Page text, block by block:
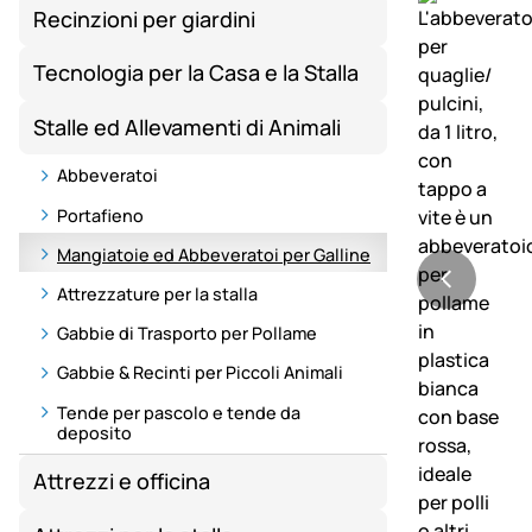
Recinzioni per giardini
Tecnologia per la Casa e la Stalla
Stalle ed Allevamenti di Animali
Abbeveratoi
Portafieno
Mangiatoie ed Abbeveratoi per Galline
Attrezzature per la stalla
Gabbie di Trasporto per Pollame
Gabbie & Recinti per Piccoli Animali
Tende per pascolo e tende da
deposito
Attrezzi e officina